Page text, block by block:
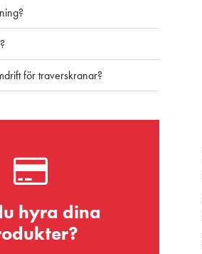
för traverskranar?
hyra dina